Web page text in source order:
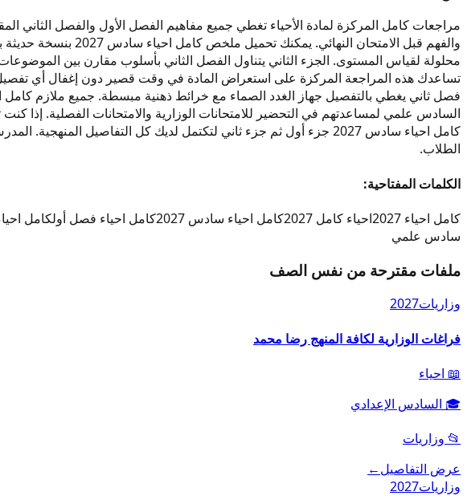
مراجعات كامل المركزة لمادة الأحياء تغطي جميع مفاهيم الفصل الأول والفصل الثاني
تساعدك هذه المراجعة المركزة على استعراض المادة في وقت قصير دون إغفال أي
السادس علمي لمساعدتهم في التحضير للامتحانات الوزارية والامتحانات الفصلية.
كامل احياء سادس 2027 جزء أول ثم جزء ثاني لتكتمل لديك كل
الطلاب.
الكلمات المفتاحية:
كامل احياء 2027
احياء كامل 2027 كامل احياء سادس 2027 كامل احياء فصل أولكامل
سادس علمي
ملفات مقترحة من نفس الصف
وزاريات2027
فراغات الوزارية لكافة المنهج رضا محمد
📖 احياء
🎓 السادس الإعدادي
📂 وزاريات
عرض التفاصيل←
وزاريات2027